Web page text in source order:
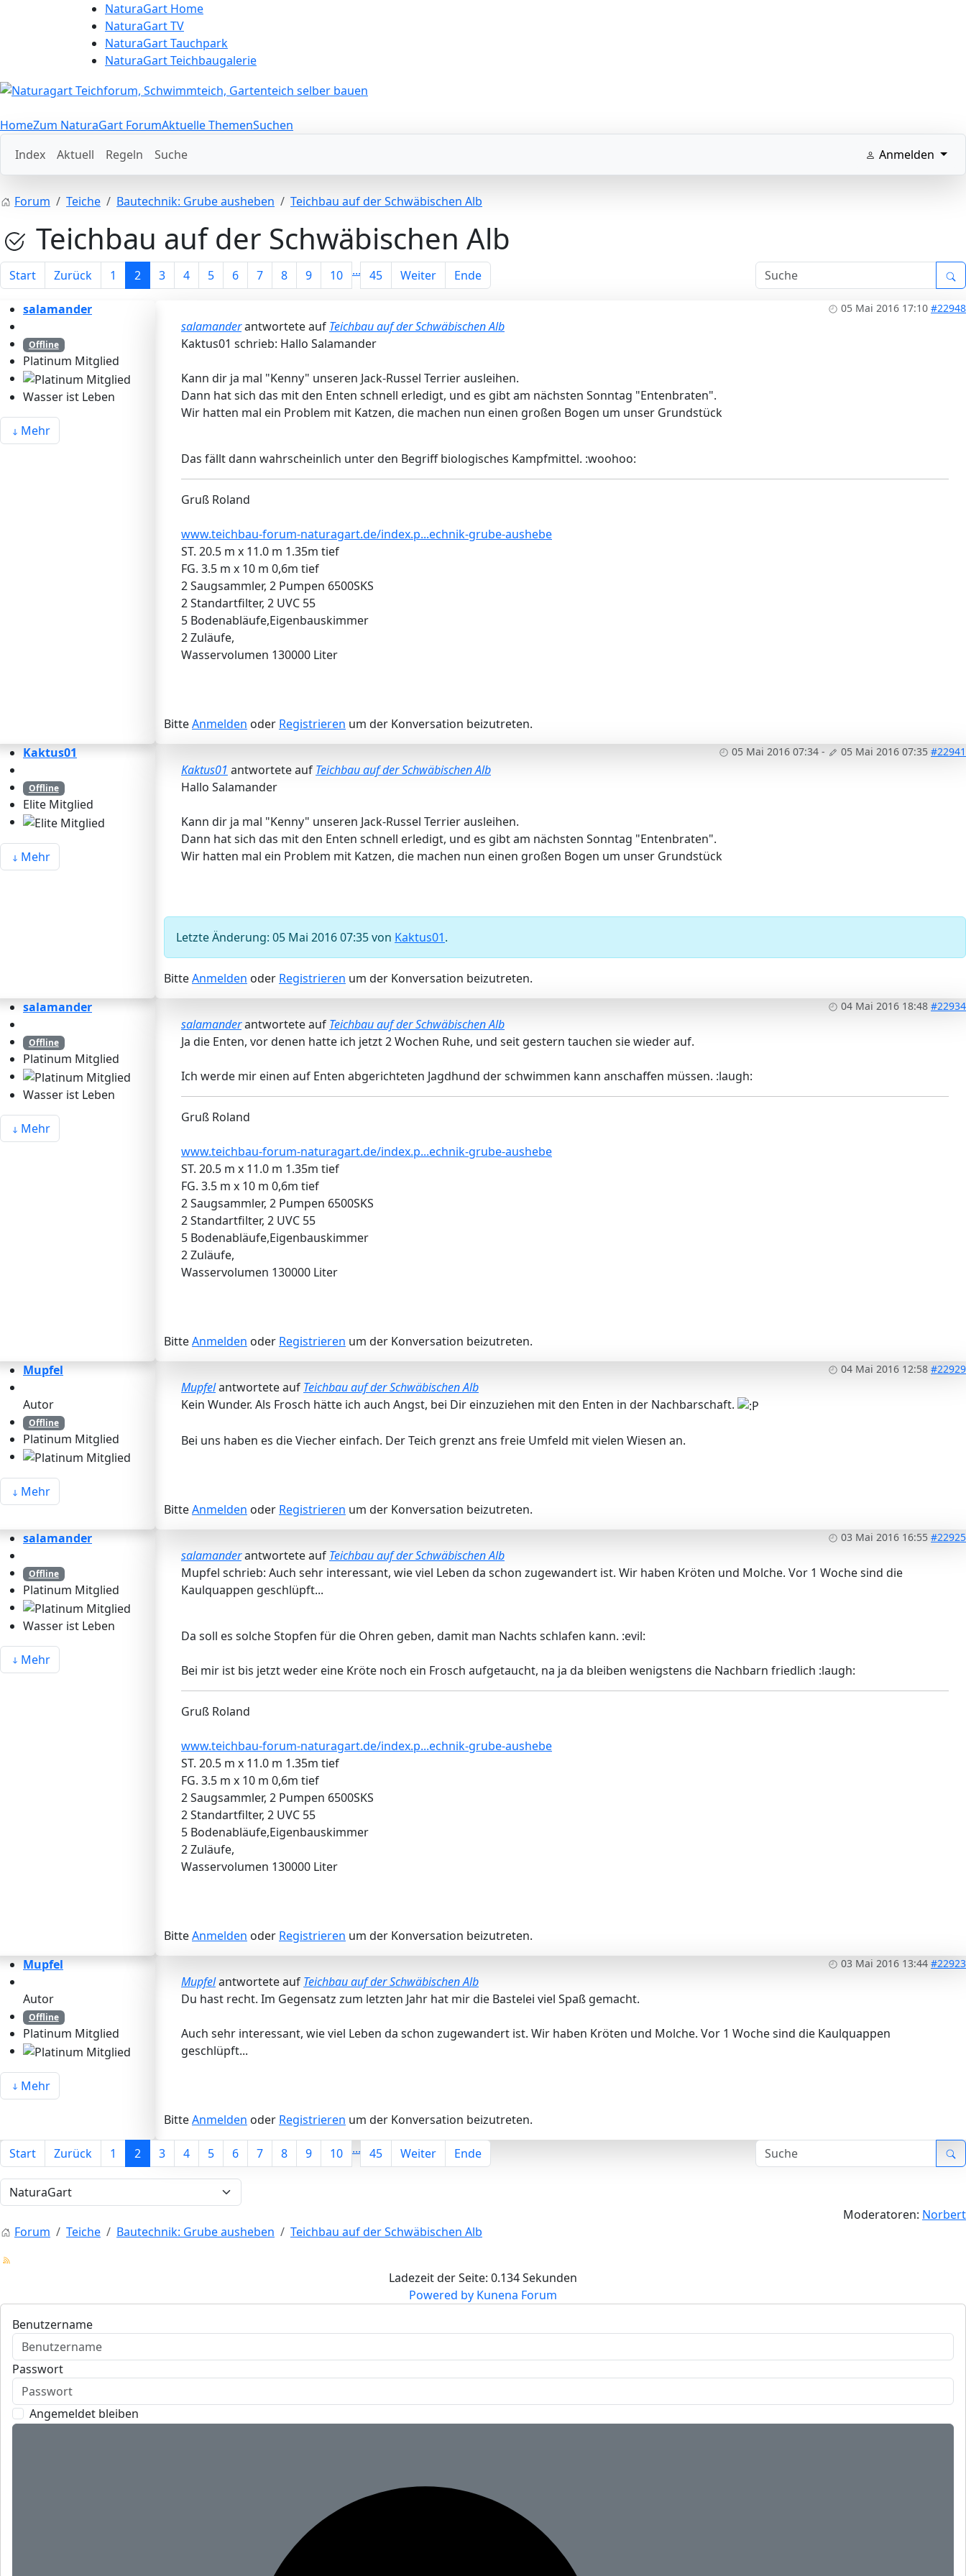
NaturaGart Home
NaturaGart TV
NaturaGart Tauchpark
NaturaGart Teichbaugalerie
HomeZum NaturaGart ForumAktuelle ThemenSuchen
Index
Aktuell Regeln Suche Anmelden
Forum Teiche Bautechnik: Grube ausheben Teichbau auf der Schwäbischen Alb
Teichbau auf der Schwäbischen Alb
Start Zurück 1 2 3 4 5 6 7 8 9 10 ... 45 Weiter Ende
salamander
Offline
Platinum Mitglied
Wasser ist Leben
Mehr
05 Mai 2016 17:10 #22948
salamanderantwortete auf Teichbau auf der Schwäbischen Alb
Kaktus01 schrieb: Hallo Salamander
Kann dir ja mal "Kenny" unseren Jack-Russel Terrier ausleihen.
Dann hat sich das mit den Enten schnell erledigt, und es gibt am nächsten Sonntag "Entenbraten".
Wir hatten mal ein Problem mit Katzen, die machen nun einen großen Bogen um unser Grundstück
Das fällt dann wahrscheinlich unter den Begriff biologisches Kampfmittel. :woohoo:
Gruß Roland
www.teichbau-forum-naturagart.de/index.p...echnik-grube-aushebe
ST. 20.5 m x 11.0 m 1.35m tief
FG. 3.5 m x 10 m 0,6m tief
2 Saugsammler, 2 Pumpen 6500SKS
2 Standartfilter, 2 UVC 55
5 Bodenabläufe,Eigenbauskimmer
2 Zuläufe,
Wasservolumen 130000 Liter
BitteAnmelden oder Registrieren um der Konversation beizutreten.
Kaktus01
Offline
Elite Mitglied
Mehr
05 Mai 2016 07:34 - 05 Mai 2016 07:35 #22941
Kaktus01 antwortete auf Teichbau auf der Schwäbischen Alb
Hallo Salamander
Kann dir ja mal "Kenny" unseren Jack-Russel Terrier ausleihen.
Dann hat sich das mit den Enten schnell erledigt, und es gibt am nächsten Sonntag "Entenbraten".
Wir hatten mal ein Problem mit Katzen, die machen nun einen großen Bogen um unser Grundstück
Letzte Änderung: 05 Mai 2016 07:35 von Kaktus01.
BitteAnmelden oder Registrieren um der Konversation beizutreten.
salamander
Offline
Platinum Mitglied
Wasser ist Leben
Mehr
04 Mai 2016 18:48 #22934
salamanderantwortete auf Teichbau auf der Schwäbischen Alb
Ja die Enten, vor denen hatte ich jetzt 2 Wochen Ruhe, und seit gestern tauchen sie wieder auf.
Ich werde mir einen auf Enten abgerichteten Jagdhund der schwimmen kann anschaffen müssen. :laugh:
Gruß Roland
www.teichbau-forum-naturagart.de/index.p...echnik-grube-aushebe
ST. 20.5 m x 11.0 m 1.35m tief
FG. 3.5 m x 10 m 0,6m tief
2 Saugsammler, 2 Pumpen 6500SKS
2 Standartfilter, 2 UVC 55
5 Bodenabläufe,Eigenbauskimmer
2 Zuläufe,
Wasservolumen 130000 Liter
BitteAnmelden oder Registrieren um der Konversation beizutreten.
Mupfel
Autor
Offline
Platinum Mitglied
Mehr
04 Mai 2016 12:58 #22929
Mupfelantwortete auf Teichbau auf der Schwäbischen Alb
Kein Wunder. Als Frosch hätte ich auch Angst, bei Dir einzuziehen mit den Enten in der Nachbarschaft.
Bei uns haben es die Viecher einfach. Der Teich grenzt ans freie Umfeld mit vielen Wiesen an.
BitteAnmelden oder Registrieren um der Konversation beizutreten.
salamander
Offline
Platinum Mitglied
Wasser ist Leben
Mehr
03 Mai 2016 16:55 #22925
salamanderantwortete auf Teichbau auf der Schwäbischen Alb
Mupfel schrieb: Auch sehr interessant, wie viel Leben da schon zugewandert ist. Wir haben Kröten und Molche. Vor 1 Woche sind die
Kaulquappen geschlüpft...
Da soll es solche Stopfen für die Ohren geben, damit man Nachts schlafen kann. :evil:
Bei mir ist bis jetzt weder eine Kröte noch ein Frosch aufgetaucht, na ja da bleiben wenigstens die Nachbarn friedlich :laugh:
Gruß Roland
www.teichbau-forum-naturagart.de/index.p...echnik-grube-aushebe
ST. 20.5 m x 11.0 m 1.35m tief
FG. 3.5 m x 10 m 0,6m tief
2 Saugsammler, 2 Pumpen 6500SKS
2 Standartfilter, 2 UVC 55
5 Bodenabläufe,Eigenbauskimmer
2 Zuläufe,
Wasservolumen 130000 Liter
BitteAnmelden oder Registrieren um der Konversation beizutreten.
Mupfel
Autor
Offline
Platinum Mitglied
Mehr
03 Mai 2016 13:44 #22923
Mupfelantwortete auf Teichbau auf der Schwäbischen Alb
Du hast recht. Im Gegensatz zum letzten Jahr hat mir die Bastelei viel Spaß gemacht.
Auch sehr interessant, wie viel Leben da schon zugewandert ist. Wir haben Kröten und Molche. Vor 1 Woche sind die Kaulquappen
geschlüpft...
BitteAnmelden oder Registrieren um der Konversation beizutreten.
Start Zurück 1 2 3 4 5 6 7 8 9 10 ... 45 Weiter Ende
Moderatoren: Norbert
Forum
Teiche Bautechnik: Grube ausheben Teichbau auf der Schwäbischen Alb
Ladezeit der Seite: 0.134 Sekunden
Powered by Kunena Forum
Benutzername
Passwort
Angemeldet bleiben